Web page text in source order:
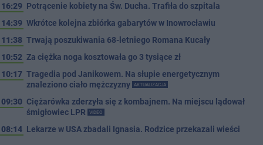
16:29 Potrącenie kobiety na Św. Ducha. Trafiła do szpitala
14:39 Wkrótce kolejna zbiórka gabarytów w Inowrocławiu
11:38 Trwają poszukiwania 68-letniego Romana Kucały
10:52 Za ciężka noga kosztowała go 3 tysiące zł
10:17 Tragedia pod Janikowem. Na słupie energetycznym
znaleziono ciało mężczyzny
AKTUALIZACJA
09:30 Ciężarówka zderzyła się z kombajnem. Na miejscu lądował
śmigłowiec LPR
VIDEO
08:14 Lekarze w USA zbadali Ignasia. Rodzice przekazali wieści